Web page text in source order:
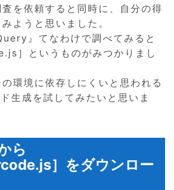
を依頼すると同時に、自分の得
ようと思いました。
』てなわけで調べてみると
］というものがみつかりまし
環境に依存しにくいと思われる
生成を試してみたいと思いま
ら
］をダウンロー